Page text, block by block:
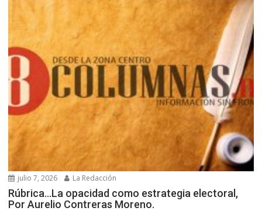
julio 7, 2026 La Redacción
Rúbrica…La opacidad como estrategia electoral,
Por Aurelio Contreras Moreno.